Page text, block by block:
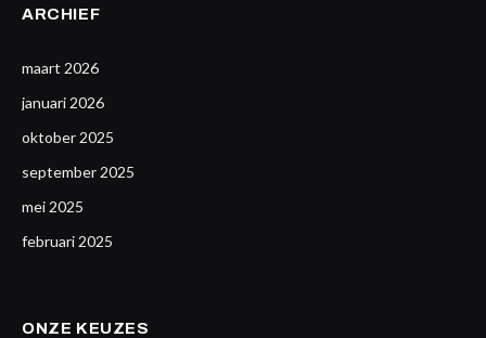
ARCHIEF
maart 2026
januari 2026
oktober 2025
september 2025
mei 2025
februari 2025
ONZE KEUZES